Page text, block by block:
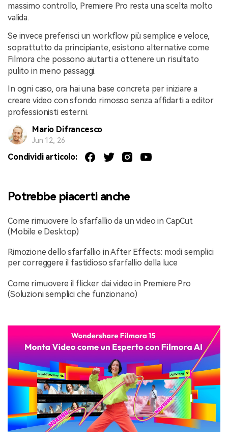
massimo controllo, Premiere Pro resta una scelta molto
valida.
Se invece preferisci un workflow più semplice e veloce,
soprattutto da principiante, esistono alternative come
Filmora che possono aiutarti a ottenere un risultato
pulito in meno passaggi.
In ogni caso, ora hai una base concreta per iniziare a
creare video con sfondo rimosso senza affidarti a editor
professionisti esterni.
Mario Difrancesco
Jun 12, 26
Condividi articolo:
Potrebbe piacerti anche
Come rimuovere lo sfarfallio da un video in CapCut
(Mobile e Desktop)
Rimozione dello sfarfallio in After Effects: modi semplici
per correggere il fastidioso sfarfallio della luce
Come rimuovere il flicker dai video in Premiere Pro
(Soluzioni semplici che funzionano)